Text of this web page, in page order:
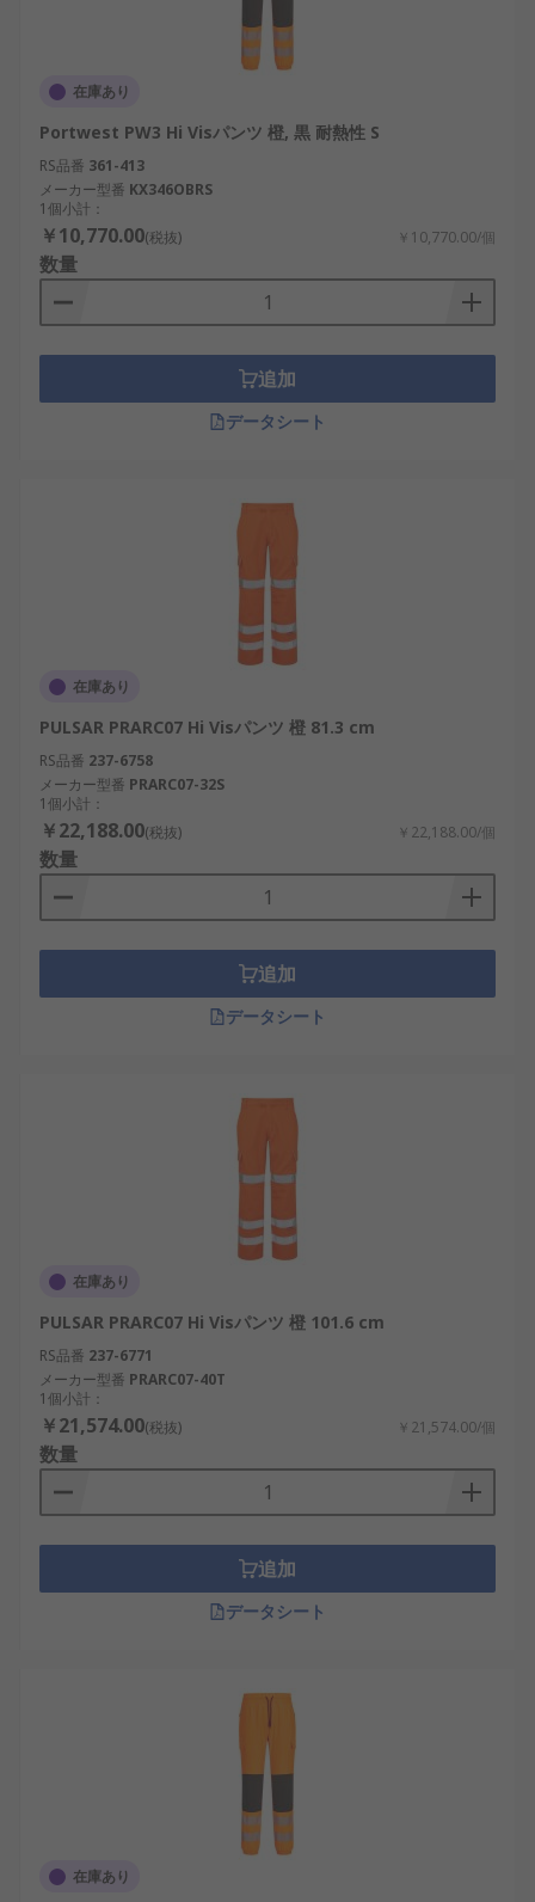
在庫あり
Portwest PW3 Hi Visパンツ 橙, 黒 耐熱性 S
RS品番 361-413
メーカー型番 KX346OBRS
1個小計：
￥10,770.00(税抜) ￥10,770.00/個
数量
追加
データシート
在庫あり
PULSAR PRARC07 Hi Visパンツ 橙 81.3 cm
RS品番 237-6758
メーカー型番 PRARC07-32S
1個小計：
￥22,188.00(税抜) ￥22,188.00/個
数量
追加
データシート
在庫あり
PULSAR PRARC07 Hi Visパンツ 橙 101.6 cm
RS品番 237-6771
メーカー型番 PRARC07-40T
1個小計：
￥21,574.00(税抜) ￥21,574.00/個
数量
追加
データシート
在庫あり